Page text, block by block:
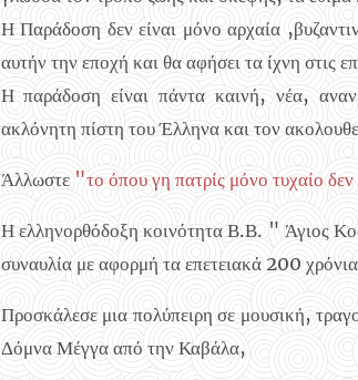
Η Παράδοση δεν είναι μόνο αρχαία
αυτήν την εποχή και θα αφήσει τα ίχνη στις
Η παράδοση είναι πάντα καινή, νέα,
ακλόνητη πίστη του Έλληνα και τον
Άλλωστε "το όπου γη πατρίς μόνο τυχαίο δεν
Η ελληνορθόδοξη κοινότητα Β.Β. " Άγιος
συναυλία με αφορμή τα επετειακά 200
Προσκάλεσε μια πολύπειρη σε μουσική,
Δόμνα Μέγγα από την Καβάλα,